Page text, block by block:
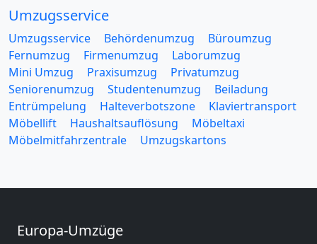
Umzugsservice
Umzugsservice Behördenumzug
Büroumzug
Fernumzug
Firmenumzug
Laborumzug
Mini Umzug
Praxisumzug
Privatumzug
Seniorenumzug
Studentenumzug
Beiladung
Entrümpelung
Halteverbotszone
Klaviertransport
Möbellift
Haushaltsauflösung
Möbeltaxi
Möbelmitfahrzentrale
Umzugskartons
Europa-Umzüge